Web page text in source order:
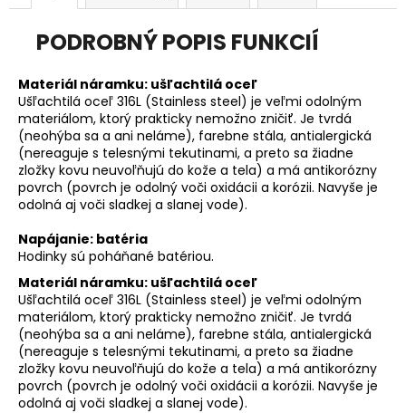
PODROBNÝ POPIS FUNKCIÍ
Materiál náramku: ušľachtilá oceľ
Ušľachtilá oceľ 316L (Stainless steel) je veľmi odolným
materiálom, ktorý prakticky nemožno zničiť. Je tvrdá
(neohýba sa a ani neláme), farebne stála, antialergická
(nereaguje s telesnými tekutinami, a preto sa žiadne
zložky kovu neuvoľňujú do kože a tela) a má antikorózny
povrch (povrch je odolný voči oxidácii a korózii. Navyše je
odolná aj voči sladkej a slanej vode).
Napájanie: batéria
Hodinky sú poháňané batériou.
Materiál náramku: ušľachtilá oceľ
Ušľachtilá oceľ 316L (Stainless steel) je veľmi odolným
materiálom, ktorý prakticky nemožno zničiť. Je tvrdá
(neohýba sa a ani neláme), farebne stála, antialergická
(nereaguje s telesnými tekutinami, a preto sa žiadne
zložky kovu neuvoľňujú do kože a tela) a má antikorózny
povrch (povrch je odolný voči oxidácii a korózii. Navyše je
odolná aj voči sladkej a slanej vode).